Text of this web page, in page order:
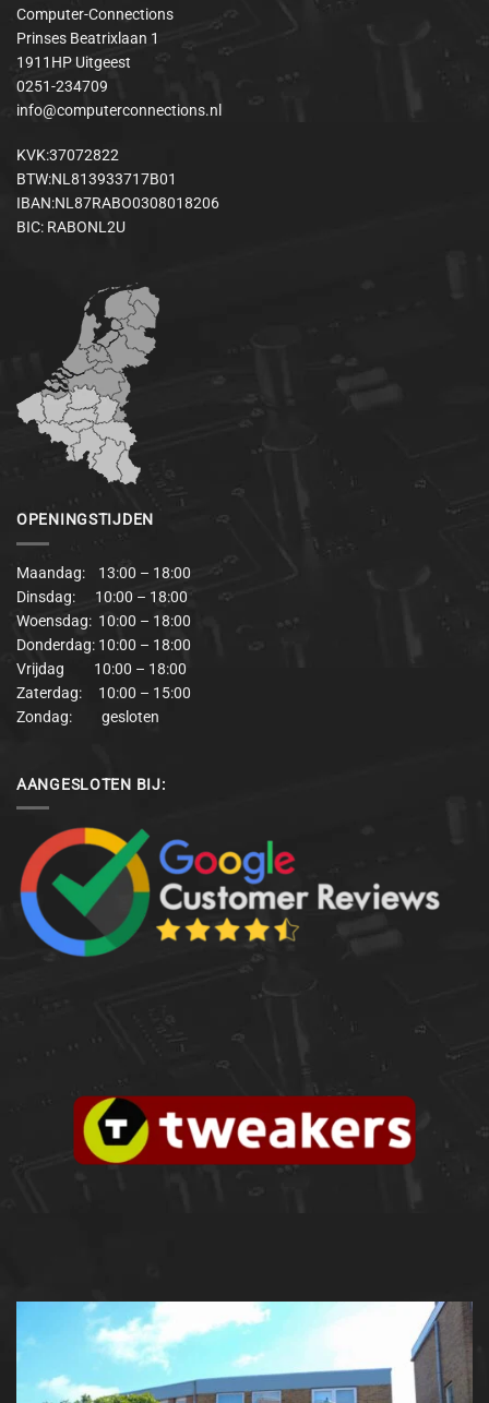
Computer-Connections
Prinses Beatrixlaan 1
1911HP Uitgeest
0251-234709
info@computerconnections.nl
KVK:37072822
BTW:NL813933717B01
IBAN:NL87RABO0308018206
BIC: RABONL2U
OPENINGSTIJDEN
Maandag: 13:00 – 18:00
Dinsdag: 10:00 – 18:00
Woensdag: 10:00 – 18:00
Donderdag: 10:00 – 18:00
Vrijdag 10:00 – 18:00
Zaterdag: 10:00 – 15:00
Zondag: gesloten
AANGESLOTEN BIJ: